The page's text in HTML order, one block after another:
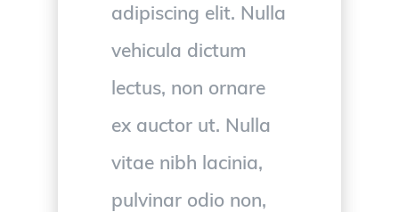
adipiscing elit. Nulla
vehicula dictum
lectus, non ornare
ex auctor ut. Nulla
vitae nibh lacinia,
pulvinar odio non,